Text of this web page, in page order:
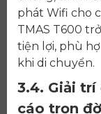
phát Wifi cho
TMAS T600
tiện lợi, phù
khi di chuyển.
3.4. Giải
cáo trọn